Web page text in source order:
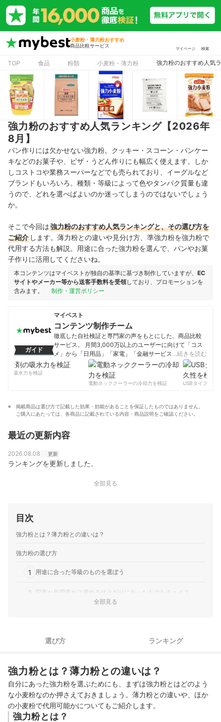
小麦粉・薄力粉おすすめ
商品比較サービス
マイページ 検索
TOP 食品 粉類 小麦粉・薄力粉 強力粉のおすすめ人気
強力粉のおすすめ人気ランキング【2026年
8月】
パン作りには欠かせない強力粉。クッキー・スコーン・パンケー
キなどのお菓子や、ピザ・うどん作りにも幅広く使えます。しか
しコストコや業務スーパーなどでも売られており、イーグルなど
ブランドもいろいろ。種類・等級によって色やタンパク質量も違
うので、どれを選べばよいのか迷ってしまうのではないでしょう
か。
そこで今回は強力粉のおすすめ人気ランキングと、その選び方を
ご紹介 します。薄力粉との違いや見分け方、準強力粉を強力粉で
代用する方法も解説。用途に合った強力粉を選んで、パンやお菓
子作りに活用してくださいね。
本コンテンツはマイベストが独自の基準に基づき制作していますが、 EC
サイトやメーカー等から送客手数料を受領しており、プロモーションを
含みます。
制作・運営ポリシー
ガイド
マイベスト
コンテンツ制作チーム
徹底した自社検証と専門家の声をもとにした、商品比較
サービス。 月間3,000万以上のユーザーに向けて「コス
メ」から「日用品」「家電」「金融サービス」まで、ベ
ストな商品を選んでもらうために、毎日コンテンツを制
コンテンツ制作チームのプロフィール
…続きを読む
の吸水力を検証
電動ネッククーラーの冷却力を検証
USBタイプCケー
掲載商品は選び方で記載した効果・効能があることを保証したものではありません。
ご購入にあたっては、各商品に記載されている内容・商品説明をご確認ください。
最近の更新内容
2026.08.08 更新
ランキングを更新しました。
全部見る
目次
強力粉とは？薄力粉との違いは？
強力粉の選び方
1 用途に合った等級のものを選ぼう
2 国産か外国産か？求める仕上がりにあったものをチョイス
準強力粉がないときは強力粉や薄力粉で代用できる？
薄力粉と強力粉の見分け方は？
パンやお菓子作り専用の小麦粉もチェックしよう
強力粉の売れ筋ランキングもチェック！
全部見る
選び方 ランキング
強力粉とは？薄力粉との違いは？
自分にあった強力粉を選ぶためにも、まずは強力粉とはどのよう
な小麦粉なのか押さえておきましょう。薄力粉との違いや、ほか
の小麦粉で代用可能かについてもご紹介します。
強力粉とは？